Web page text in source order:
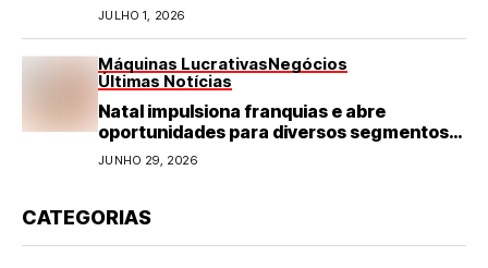
refeições rápidas e de qualidade
JULHO 1, 2026
Máquinas LucrativasNegócios
Últimas Notícias
Natal impulsiona franquias e abre
oportunidades para diversos segmentos
do varejo
JUNHO 29, 2026
CATEGORIAS